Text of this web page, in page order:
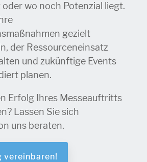
wo noch Potenzial liegt.
gezielt
der Ressourceneinsatz
und zukünftige Events
planen.
Erfolg Ihres Messeauftritts
Lassen Sie sich
uns beraten.
vereinbaren!